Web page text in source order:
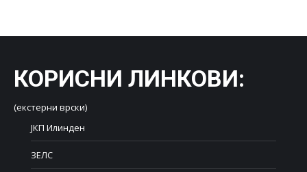
КОРИСНИ ЛИНКОВИ:
(екстерни врски)
ЈКП Илинден
ЗЕЛС